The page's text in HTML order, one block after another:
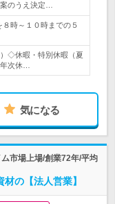
のうえ決定…
時～１０時までの５
◇休暇・特別休暇（夏
次休…
気になる
市場上場/創業72年/平均
の【法人営業】